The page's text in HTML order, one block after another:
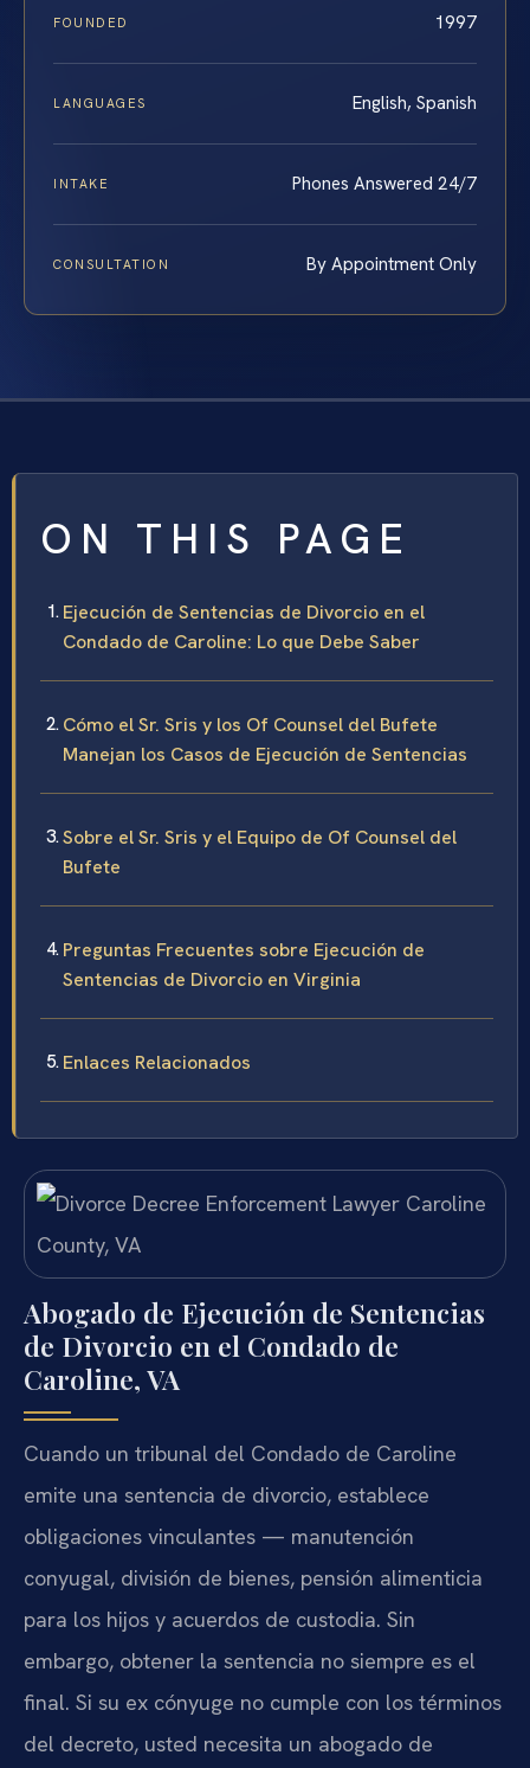
FOUNDED 1997
LANGUAGES English, Spanish
INTAKE Phones Answered 24/7
CONSULTATION By Appointment Only
ON THIS PAGE
Ejecución de Sentencias de Divorcio en el
Condado de Caroline: Lo que Debe Saber
Cómo el Sr. Sris y los Of Counsel del Bufete
Manejan los Casos de Ejecución de Sentencias
Sobre el Sr. Sris y el Equipo de Of Counsel del
Bufete
Preguntas Frecuentes sobre Ejecución de
Sentencias de Divorcio en Virginia
Enlaces Relacionados
Abogado de Ejecución de Sentencias
de Divorcio en el Condado de
Caroline, VA
Cuando un tribunal del Condado de Caroline
emite una sentencia de divorcio, establece
obligaciones vinculantes — manutención
conyugal, división de bienes, pensión alimenticia
para los hijos y acuerdos de custodia. Sin
embargo, obtener la sentencia no siempre es el
final. Si su ex cónyuge no cumple con los términos
del decreto, usted necesita un abogado de